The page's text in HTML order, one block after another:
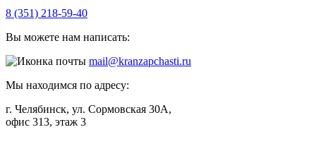
8 (351) 218-59-40
Вы можете нам написать:
mail@kranzapchasti.ru
Мы находимся по адресу:
г. Челябинск, ул. Сормовская 30А,
офис 313, этаж 3